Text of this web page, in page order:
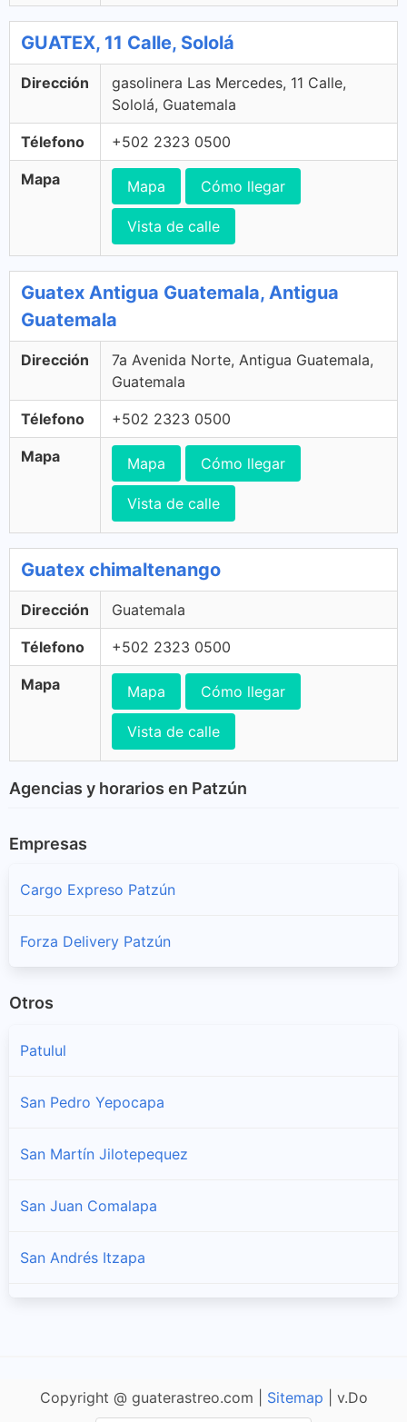
GUATEX, 11 Calle, Sololá
Dirección
gasolinera Las Mercedes, 11 Calle,
Sololá, Guatemala
Télefono +502 2323 0500
Mapa Mapa Cómo llegar
Vista de calle
Guatex Antigua Guatemala, Antigua
Guatemala
Dirección
7a Avenida Norte, Antigua Guatemala,
Guatemala
Télefono +502 2323 0500
Mapa Mapa Cómo llegar
Vista de calle
Guatex chimaltenango
Dirección Guatemala
Télefono +502 2323 0500
Mapa Mapa Cómo llegar
Vista de calle
Agencias y horarios en Patzún
Empresas
Cargo Expreso Patzún
Forza Delivery Patzún
Otros
Patulul
San Pedro Yepocapa
San Martín Jilotepequez
San Juan Comalapa
San Andrés Itzapa
Copyright @ guaterastreo.com | Sitemap | v.Do